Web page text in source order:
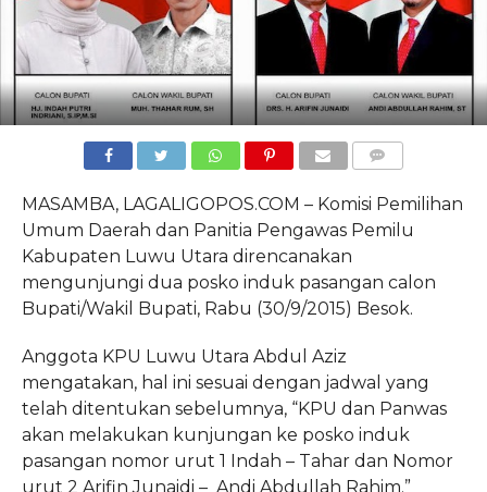
MASAMBA, LAGALIGOPOS.COM – Komisi Pemilihan
Umum Daerah dan Panitia Pengawas Pemilu
Kabupaten Luwu Utara direncanakan
mengunjungi dua posko induk pasangan calon
Bupati/Wakil Bupati, Rabu (30/9/2015) Besok.
Anggota KPU Luwu Utara Abdul Aziz
mengatakan, hal ini sesuai dengan jadwal yang
telah ditentukan sebelumnya, “KPU dan Panwas
akan melakukan kunjungan ke posko induk
pasangan nomor urut 1 Indah – Tahar dan Nomor
urut 2 Arifin Junaidi – Andi Abdullah Rahim.”